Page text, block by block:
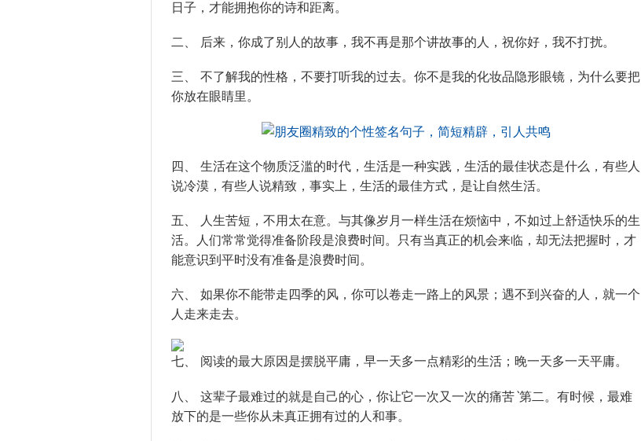
日子，才能拥抱你的诗和距离。
二、 后来，你成了别人的故事，我不再是那个讲故事的人，祝你好，我不打扰。
三、 不了解我的性格，不要打听我的过去。你不是我的化妆品隐形眼镜，为什么要把
你放在眼睛里。
四、 生活在这个物质泛滥的时代，生活是一种实践，生活的最佳状态是什么，有些人
说冷漠，有些人说精致 ，事实上，生活的最佳方式，是让自然生活。
五、 人生苦短，不用太在意。与其像岁月一样生活在烦恼中，不如过上舒适快乐的生
活。人们常常觉得准备阶段是浪费时间。只有当真正的机会来临，却无法把握时，才
能意识到平时没有准备是浪费时间。
六、 如果你不能带走四季的风，你可以卷走一路上的风景；遇不到兴奋的人，就一个
人走来走去。
七、 阅读的最大原因是摆脱平庸，早一天多一点精彩的生活；晚一天多一天平庸。
八、 这辈子最难过的就是自己的心，你让它一次又一次的痛苦ˋ第二。有时候，最难
放下的是一些你从未真正拥有过的人和事。